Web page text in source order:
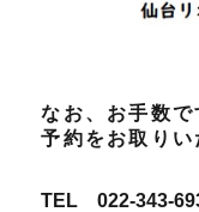
なお、お手数
予約をお取りい
TEL 022-343-